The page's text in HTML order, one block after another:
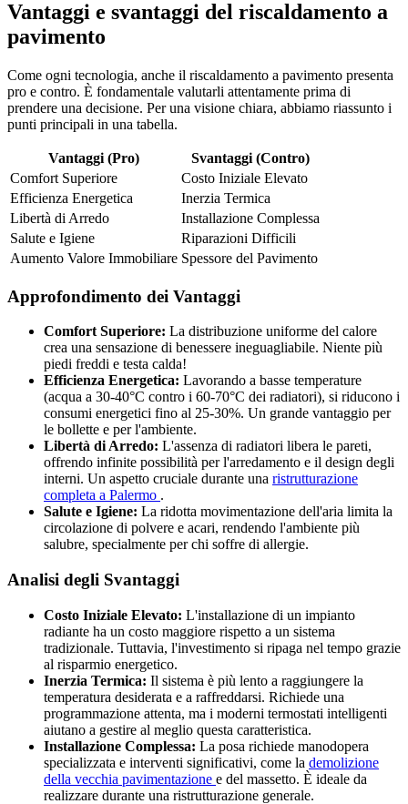
Vantaggi e svantaggi del riscaldamento a
pavimento
Come ogni tecnologia, anche il riscaldamento a pavimento presenta
pro e contro. È fondamentale valutarli attentamente prima di
prendere una decisione. Per una visione chiara, abbiamo riassunto i
punti principali in una tabella.
Vantaggi (Pro)
Svantaggi (Contro)
Comfort Superiore
Costo Iniziale Elevato
Efficienza Energetica
Inerzia Termica
Libertà di Arredo
Installazione Complessa
Salute e Igiene
Riparazioni Difficili
Aumento Valore Immobiliare Spessore del Pavimento
Approfondimento dei Vantaggi
Comfort Superiore: La distribuzione uniforme del calore
crea una sensazione di benessere ineguagliabile. Niente più
piedi freddi e testa calda!
Efficienza Energetica: Lavorando a basse temperature
(acqua a 30-40°C contro i 60-70°C dei radiatori), si riducono i
consumi energetici fino al 25-30%. Un grande vantaggio per
le bollette e per l'ambiente.
Libertà di Arredo: L'assenza di radiatori libera le pareti,
offrendo infinite possibilità per l'arredamento e il design degli
interni. Un aspetto cruciale durante una ristrutturazione
completa a Palermo .
Salute e Igiene: La ridotta movimentazione dell'aria limita la
circolazione di polvere e acari, rendendo l'ambiente più
salubre, specialmente per chi soffre di allergie.
Analisi degli Svantaggi
Costo Iniziale Elevato: L'installazione di un impianto
radiante ha un costo maggiore rispetto a un sistema
tradizionale. Tuttavia, l'investimento si ripaga nel tempo grazie
al risparmio energetico.
Inerzia Termica: Il sistema è più lento a raggiungere la
temperatura desiderata e a raffreddarsi. Richiede una
programmazione attenta, ma i moderni termostati intelligenti
aiutano a gestire al meglio questa caratteristica.
Installazione Complessa: La posa richiede manodopera
specializzata e interventi significativi, come la demolizione
della vecchia pavimentazione e del massetto. È ideale da
realizzare durante una ristrutturazione generale.